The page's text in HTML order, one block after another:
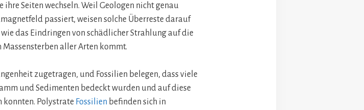
Seiten wechseln. Weil Geologen nicht genau
passiert, weisen solche Überreste darauf
das Eindringen von schädlicher Strahlung auf die
aller Arten kommt.
zugetragen, und Fossilien belegen, dass viele
und Sedimenten bedeckt wurden und auf diese
konnten. Polystrate Fossilien befinden sich in